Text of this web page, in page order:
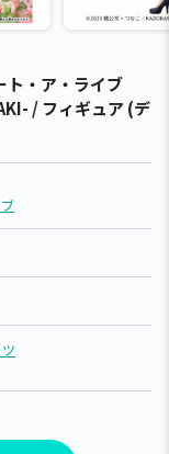
ト・ア・ライブ
/ フィギュア (デ